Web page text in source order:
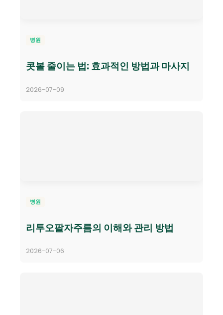
병원
콧볼 줄이는 법: 효과적인 방법과 마사지
2026-07-09
병원
리투오팔자주름의 이해와 관리 방법
2026-07-06